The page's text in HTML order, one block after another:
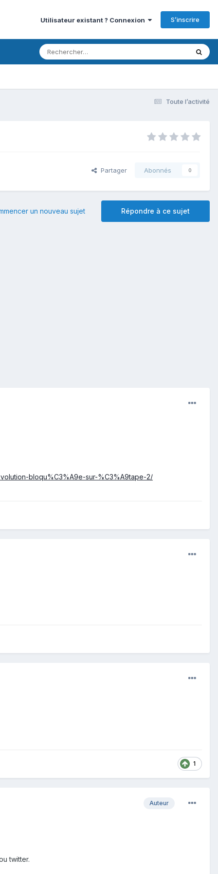
Utilisateur existant ? Connexion S’inscrire
Toute l’activité
Partager Abonnés 0
Répondre à ce sujet
un nouveau sujet
bloqu%C3%A9e-sur-%C3%A9tape-2/
1
Auteur
twitter.